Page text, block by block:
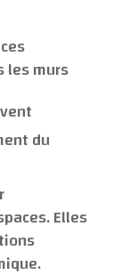
les murs
du
Elles